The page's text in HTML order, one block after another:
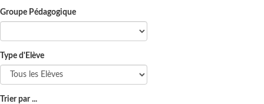
Groupe Pédagogique
Type d'Elève
Trier par ...